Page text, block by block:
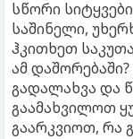
სწორი
საშინელი,
ჰკითხეთ
ამ
გადალახვა და
გაამახვილოთ
გაარკვიოთ, რა